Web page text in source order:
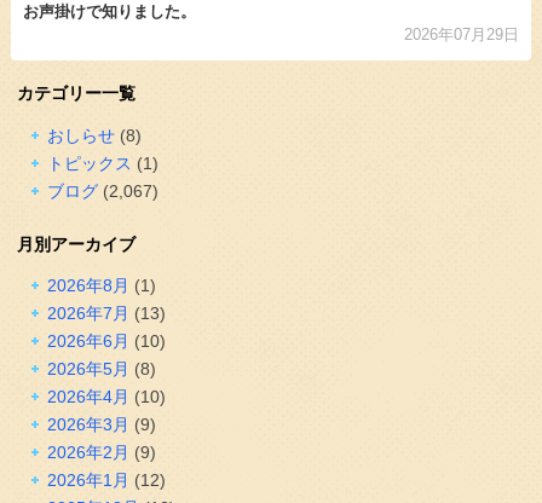
お声掛けで知りました。
2026年07月29日
カテゴリー一覧
おしらせ(8)
トピックス (1)
ブログ(2,067)
月別アーカイブ
2026年8月 (1)
2026年7月 (13)
2026年6月 (10)
2026年5月 (8)
2026年4月 (10)
2026年3月 (9)
2026年2月 (9)
2026年1月 (12)